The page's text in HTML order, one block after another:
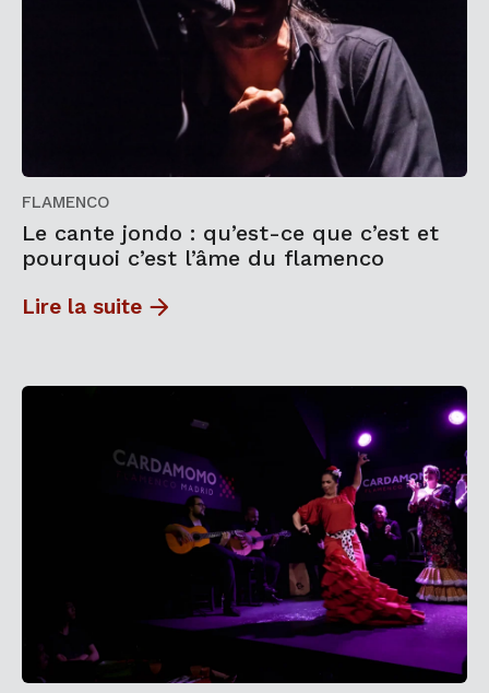
FLAMENCO
Le cante jondo : qu’est-ce que c’est et
pourquoi c’est l’âme du flamenco
Lire la suite